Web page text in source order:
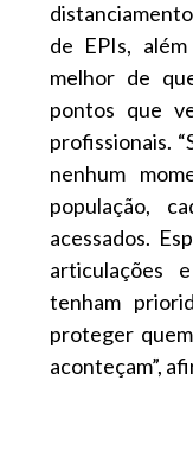
de EPIs,
melhor de
pontos que
profissionais.
nenhum
população,
acessados.
articulações
tenham
proteger
aconteçam”,